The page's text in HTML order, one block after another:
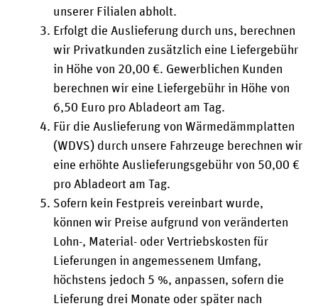
unserer Filialen abholt.
Erfolgt die Auslieferung durch uns, berechnen
wir Privatkunden zusätzlich eine Liefergebühr
in Höhe von 20,00 €. Gewerblichen Kunden
berechnen wir eine Liefergebühr in Höhe von
6,50 Euro pro Abladeort am Tag.
Für die Auslieferung von Wärmedämmplatten
(WDVS) durch unsere Fahrzeuge berechnen wir
eine erhöhte Auslieferungsgebühr von 50,00 €
pro Abladeort am Tag.
Sofern kein Festpreis vereinbart wurde,
können wir Preise aufgrund von veränderten
Lohn-, Material- oder Vertriebskosten für
Lieferungen in angemessenem Umfang,
höchstens jedoch 5 %, anpassen, sofern die
Lieferung drei Monate oder später nach